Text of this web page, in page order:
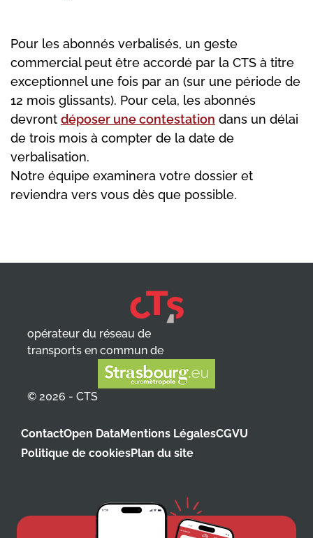
Pour les abonnés verbalisés, un geste
commercial peut être accordé par la CTS à titre
exceptionnel une fois par an (sur une période de
12 mois glissants). Pour cela, les abonnés
devront déposer une contestation dans un délai
de trois mois à compter de la date de
verbalisation.
Notre équipe examinera votre dossier et
reviendra vers vous dès que possible.
opérateur du réseau de
transports en commun de
© 2026 - CTS
ContactOpen DataMentions LégalesCGVU
Politique de cookiesPlan du site